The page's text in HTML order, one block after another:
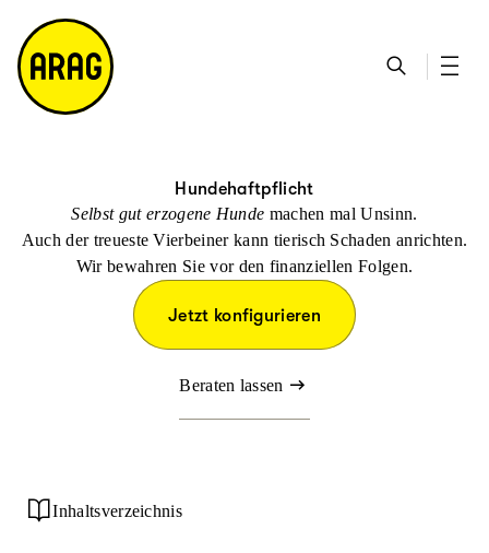
h
e
ta
k
ts
ei
te
e
m
a
p
Hundehaftpflicht
Selbst gut erzogene Hunde machen mal Unsinn.
Auch der treueste Vierbeiner kann tierisch Schaden anrichten.
Wir bewahren Sie vor den finanziellen Folgen.
Jetzt konfigurieren
Beraten lassen
Inhaltsverzeichnis